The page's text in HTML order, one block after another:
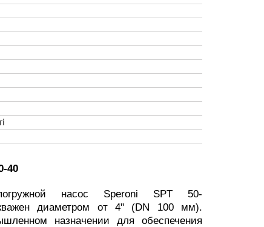
40
насос Speroni SPT 50-
диаметром от 4" (DN 100 мм).
назначении для обеспечения